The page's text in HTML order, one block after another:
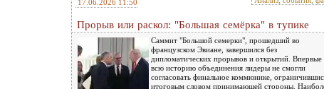
17.06.2026 11:50
Прорыв или раскол: "Большая семёрка" в тупике
Саммит "Большой семерки", прошедший во
французском Эвиане, завершился без
дипломатических прорывов и открытий. Впервые
всю историю объединения лидеры не смогли
согласовать финальное коммюнике,
итоговым словом принимающей стороны.